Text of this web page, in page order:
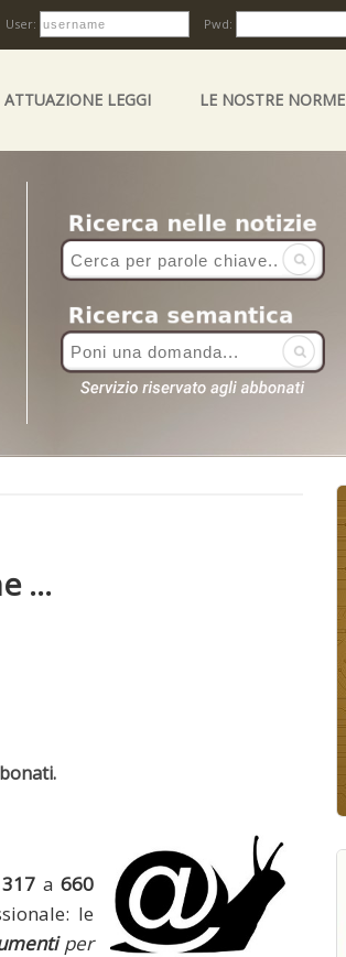
User: Pwd:
ATTUAZIONE LEGGI LE NOSTRE NORME
...
317 a660
le
per